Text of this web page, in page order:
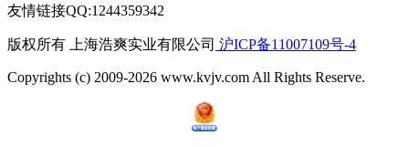
友情链接QQ:1244359342
版权所有 上海浩爽实业有限公司 沪ICP备11007109号-4
Copyrights (c) 2009-2026 www.kvjv.com All Rights Reserve.